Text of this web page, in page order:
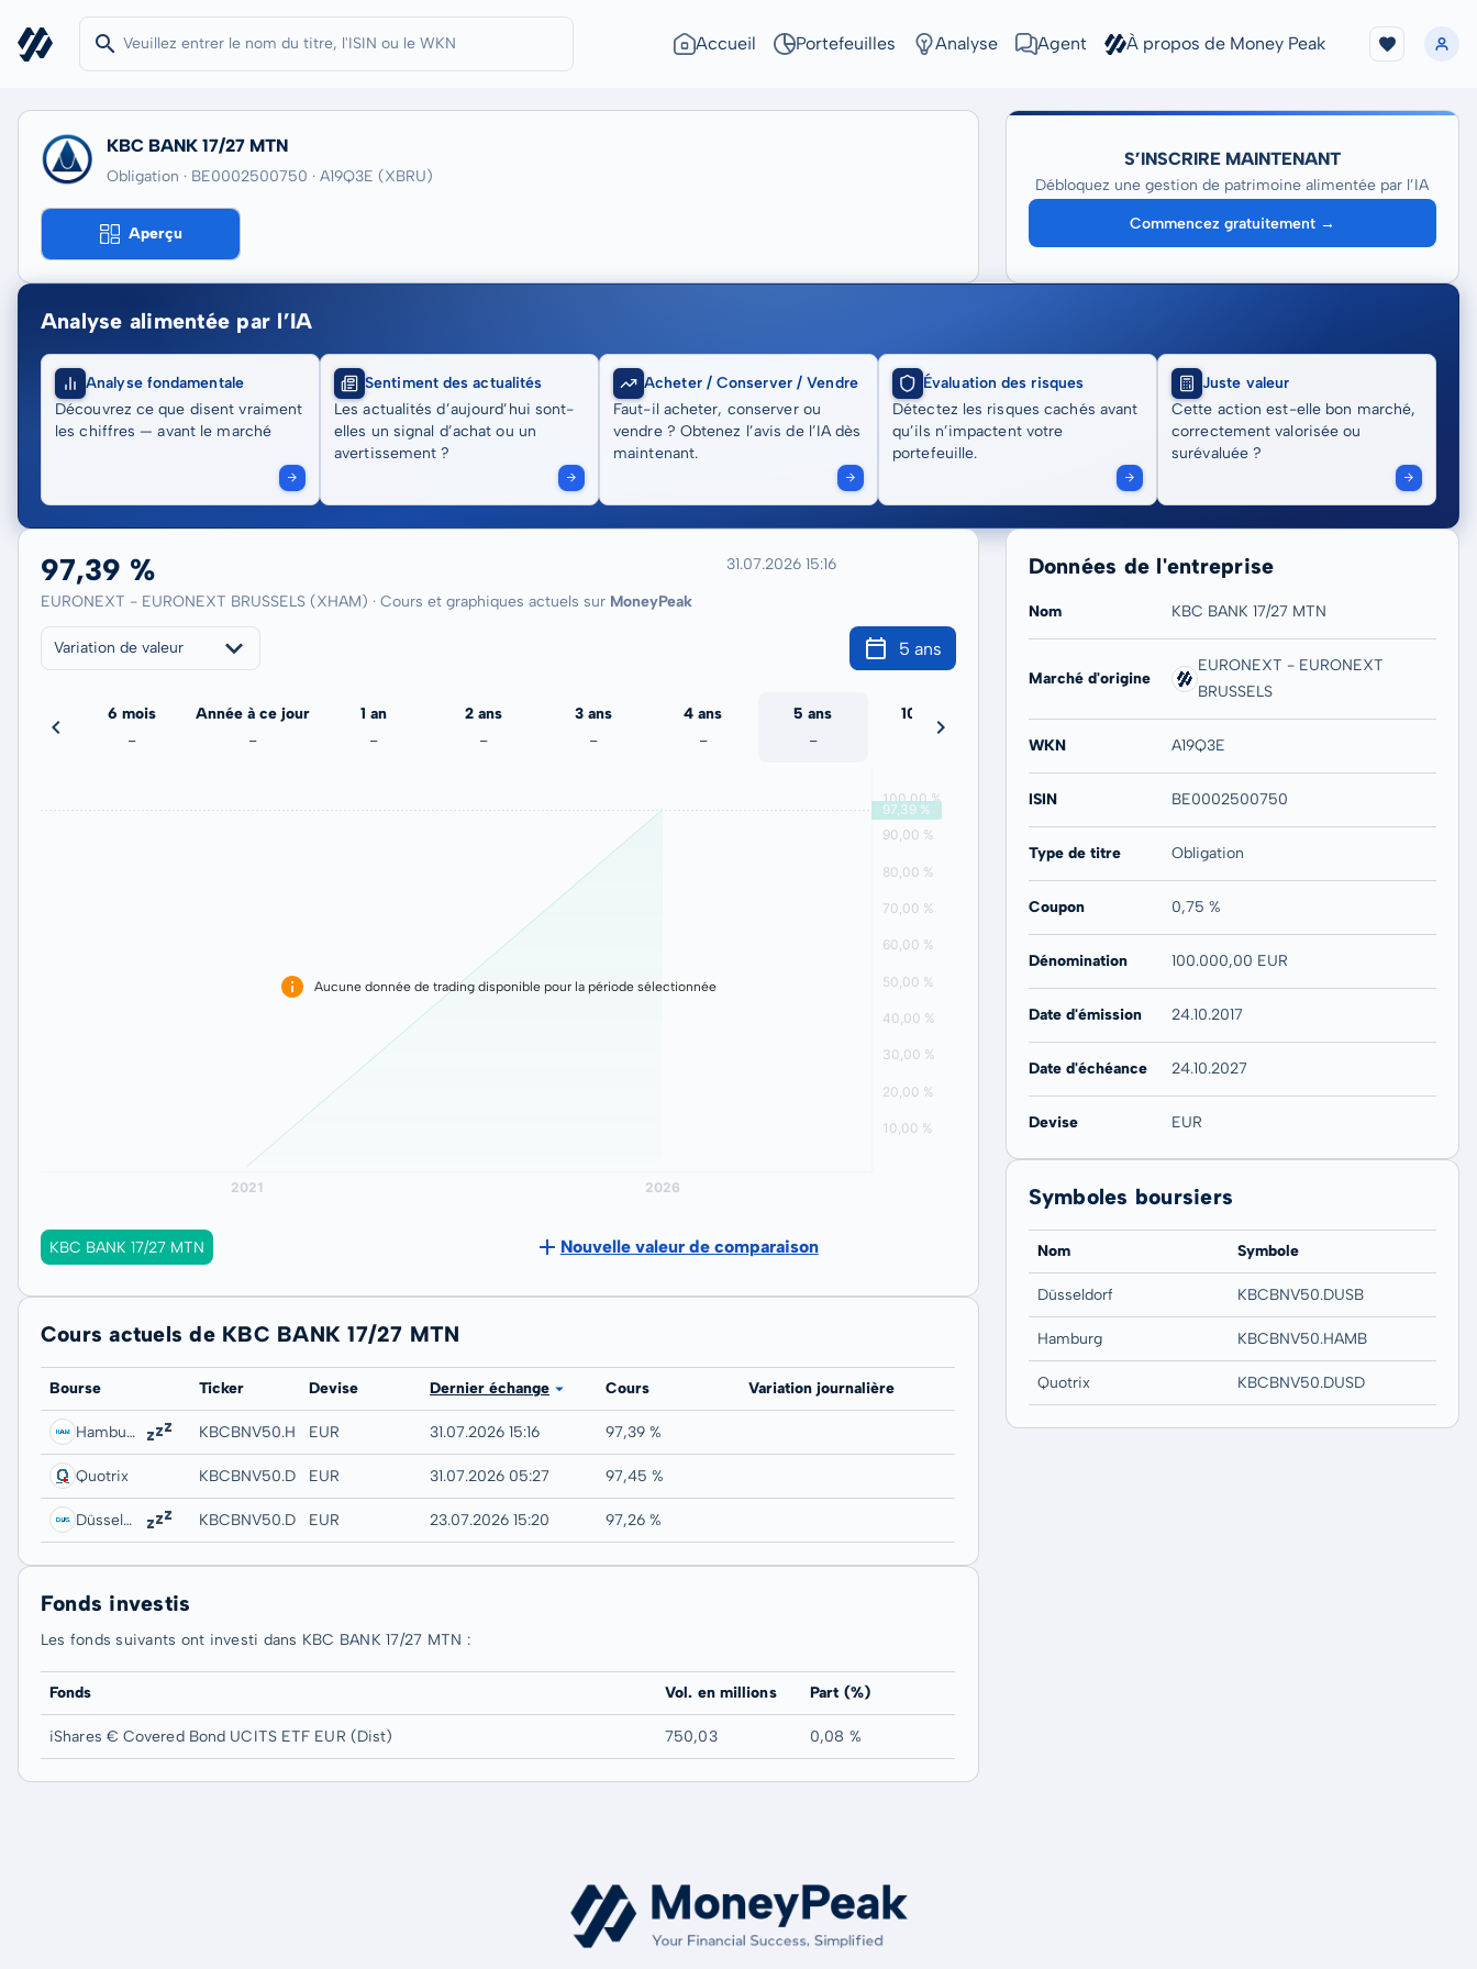
Accueil Portefeuilles Analyse Agent À propos de Money Peak
KBC BANK 17/27 MTN
Obligation · BE0002500750 · A19Q3E (XBRU)
Aperçu
S’INSCRIRE MAINTENANT
Débloquez une gestion de patrimoine alimentée par l’IA
Commencez gratuitement →
Analyse alimentée par l’IA
Analyse fondamentale
Découvrez ce que disent vraiment
les chiffres — avant le marché
Sentiment des actualités
Les actualités d’aujourd’hui sont-
elles un signal d’achat ou un
avertissement ?
Acheter / Conserver / Vendre
Faut-il acheter, conserver ou
vendre ? Obtenez l’avis de l’IA dès
maintenant.
Évaluation des risques
Détectez les risques cachés avant
qu’ils n’impactent votre
portefeuille.
Juste valeur
Cette action est-elle bon marché,
correctement valorisée ou
surévaluée ?
97,39 %
EURONEXT - EURONEXT BRUSSELS (XHAM) · Cours et graphiques actuels sur MoneyPeak
31.07.2026 15:16
Variation de valeur 5 ans
6 mois
-
Année à ce jour
-
1 an
-
2 ans
-
3 ans
-
4 ans
-
5 ans
-
10 ans
-
Aucune donnée de trading disponible pour la période sélectionnée
KBC BANK 17/27 MTN Nouvelle valeur de comparaison
Cours actuels de KBC BANK 17/27 MTN
Bourse Ticker Devise Dernier échange Cours Variation journalière
Hamburg KBCBNV50.HAMB
EUR 31.07.2026 15:16 97,39 %
Quotrix KBCBNV50.DUSDEUR 31.07.2026 05:27 97,45 %
Düsseldorf KBCBNV50.DUSBEUR 23.07.2026 15:20 97,26 %
Fonds investis
Les fonds suivants ont investi dans KBC BANK 17/27 MTN :
Fonds Vol. en millions Part (%)
iShares € Covered Bond UCITS ETF EUR (Dist) 750,03 0,08 %
Données de l'entreprise
Nom KBC BANK 17/27 MTN
Marché d'origine
EURONEXT - EURONEXT
BRUSSELS
WKN A19Q3E
ISIN BE0002500750
Type de titre Obligation
Coupon 0,75 %
Dénomination 100.000,00 EUR
Date d'émission 24.10.2017
Date d'échéance 24.10.2027
Devise EUR
Symboles boursiers
Nom Symbole
Düsseldorf KBCBNV50.DUSB
Hamburg KBCBNV50.HAMB
Quotrix KBCBNV50.DUSD